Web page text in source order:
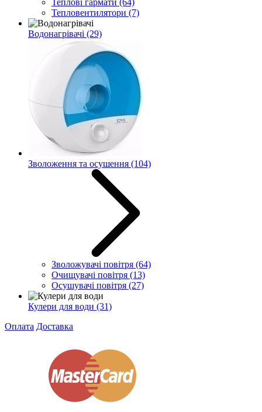
Тепловентилятори (7)
Водонагрівачі (29)
Зволоження та осушення (104)
Зволожувачі повітря (64)
Очищувачі повітря (13)
Осушувачі повітря (27)
Кулери для води (31)
Оплата Доставка